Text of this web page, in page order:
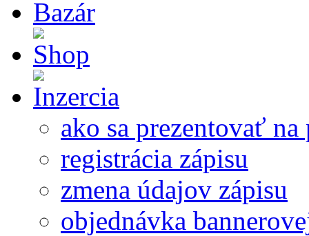
ako sa prezentovať
registrácia zápisu
zmena údajov zápisu
objednávka